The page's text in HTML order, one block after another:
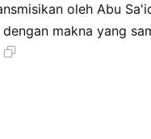
oleh Abu